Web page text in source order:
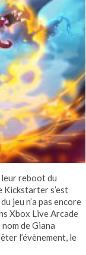
leur reboot du
Kickstarter s’est
jeu n’a pas encore
Xbox Live Arcade
de Giana
l’évènement, le